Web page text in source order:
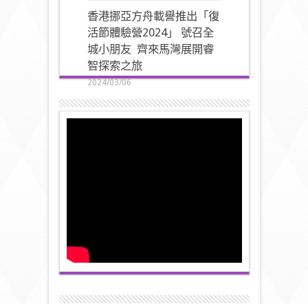
香港挪亞方舟載譽推出「復
活節體驗營2024」 號召全
城小朋友 齊來馬灣展開睿
智探索之旅
2024/03/06